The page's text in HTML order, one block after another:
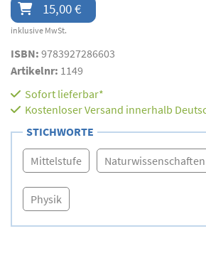
15,00 €
inklusive MwSt.
ISBN: 9783927286603
Artikelnr: 1149
Sofort lieferbar*
Kostenloser Versand innerhalb
STICHWORTE
Mittelstufe Naturwissenschaften
Physik